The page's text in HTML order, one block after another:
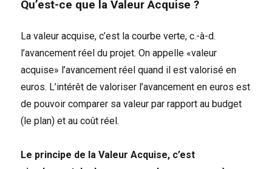
Qu’est-ce que la Valeur Acquise ?
La valeur acquise, c’est la courbe verte, c.-à-d.
l’avancement réel du projet. On appelle «valeur
acquise» l’avancement réel quand il est valorisé en
euros. L’intérêt de valoriser l’avancement en euros est
de pouvoir comparer sa valeur par rapport au budget
(le plan) et au coût réel.
Le principe de la Valeur Acquise, c’est